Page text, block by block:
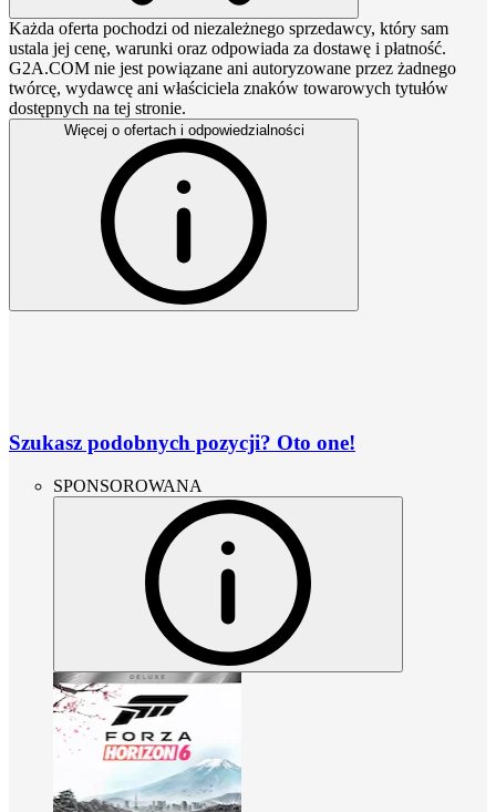
Każda oferta pochodzi od niezależnego sprzedawcy, który sam
ustala jej cenę, warunki oraz odpowiada za dostawę i płatność.
G2A.COM nie jest powiązane ani autoryzowane przez żadnego
twórcę, wydawcę ani właściciela znaków towarowych tytułów
dostępnych na tej stronie.
Więcej o ofertach i odpowiedzialności
Szukasz podobnych pozycji? Oto one!
SPONSOROWANA